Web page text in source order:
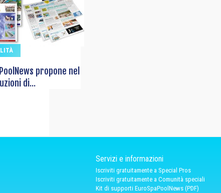
propone nel
di...
Servizi e informazioni
Iscriviti gratuitamente a Special Pros
Iscriviti gratuitamente a Comunità speciali
Kit di supporti EuroSpaPoolNews (PDF)